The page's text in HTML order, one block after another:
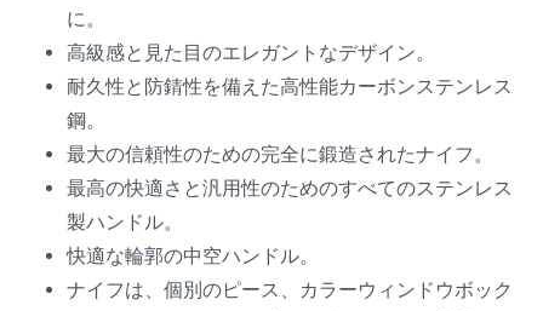
に。
高級感と見た目のエレガントなデザイン。
耐久性と防錆性を備えた高性能カーボンステンレス
鋼。
最大の信頼性のための完全に鍛造されたナイフ。
最高の快適さと汎用性のためのすべてのステンレス
製ハンドル。
快適な輪郭の中空ハンドル。
ナイフは、個別のピース、カラーウィンドウボック